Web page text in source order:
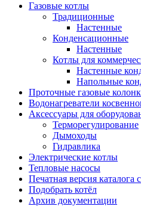
Газовые котлы
Традиционные
Настенные
Конденсационные
Настенные
Котлы для
Настенные
Напольные
Проточные газовые
Водонагреватели
Аксессуары для
Терморегулирование
Дымоходы
Гидравлика
Электрические котлы
Тепловые насосы
Печатная версия каталога
Подобрать котёл
Архив документации